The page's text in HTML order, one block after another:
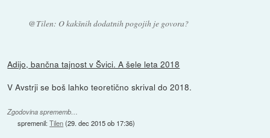
@Tilen: O kakšnih dodatnih pogojih je govora?
Adijo, bančna tajnost v Švici. A šele leta 2018
V Avstrji se boš lahko teoretično skrival do 2018.
Zgodovina sprememb…
spremenil:Tilen(29. dec 2015 ob 17:36)